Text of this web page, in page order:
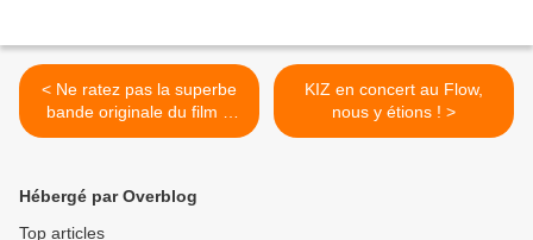
< Ne ratez pas la superbe
bande originale du film «
Les Gardiens De La
KIZ en concert au Flow,
nous y étions ! >
Hébergé par Overblog
Top articles